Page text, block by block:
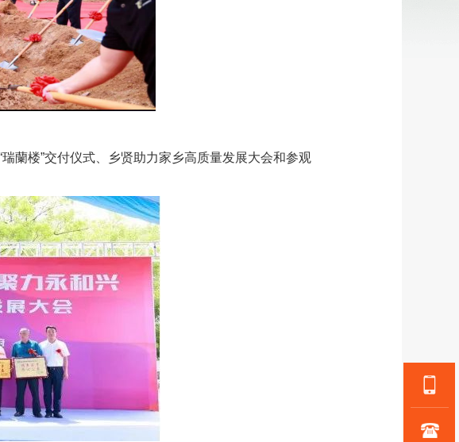
楼”交付仪式、乡贤助力家乡高质量发展大会和参观